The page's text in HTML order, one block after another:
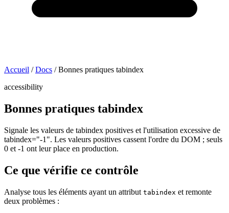
Accueil / Docs / Bonnes pratiques tabindex
accessibility
Bonnes pratiques tabindex
Signale les valeurs de tabindex positives et l'utilisation excessive de
tabindex="-1". Les valeurs positives cassent l'ordre du DOM ; seuls
0 et -1 ont leur place en production.
Ce que vérifie ce contrôle
Analyse tous les éléments ayant un attribut tabindex et remonte
deux problèmes :